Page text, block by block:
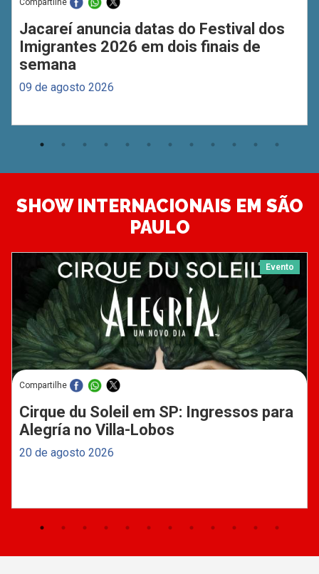
Compartilhe
Jacareí anuncia datas do Festival dos
Imigrantes 2026 em dois finais de
semana
09 de agosto 2026
SHOW INTERNACIONAIS EM SÃO
PAULO
Evento
Compartilhe
Cirque du Soleil em SP: Ingressos para
Alegría no Villa-Lobos
20 de agosto 2026